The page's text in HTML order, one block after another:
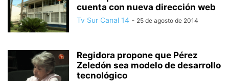
cuenta con nueva dirección web
Tv Sur Canal 14 - 25 de agosto de 2014
Regidora propone que Pérez
Zeledón sea modelo de desarrollo
tecnológico